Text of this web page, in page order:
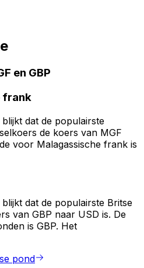
en GBP
frank
dat de populairste
de koers van MGF
voor Malagassische frank is
dat de populairste Britse
van GBP naar USD is. De
is GBP. Het
pond